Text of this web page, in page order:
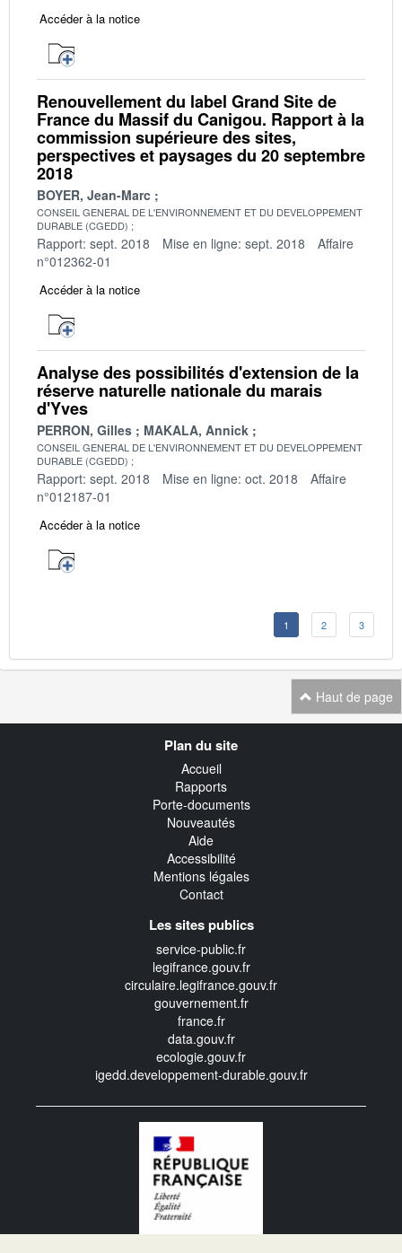
Accéder à la notice
Renouvellement du label Grand Site de
France du Massif du Canigou. Rapport à la
commission supérieure des sites,
perspectives et paysages du 20 septembre
2018
BOYER, Jean-Marc
CONSEIL GENERAL DE L'ENVIRONNEMENT ET DU DEVELOPPEMENT
DURABLE (CGEDD)
Rapport: sept. 2018 Mise en ligne: sept. 2018
Affaire
n°012362-01
Accéder à la notice
Analyse des possibilités d'extension de la
réserve naturelle nationale du marais
d'Yves
PERRON, Gilles MAKALA, Annick
CONSEIL GENERAL DE L'ENVIRONNEMENT ET DU DEVELOPPEMENT
DURABLE (CGEDD)
Rapport: sept. 2018 Mise en ligne: oct. 2018
Affaire
n°012187-01
Accéder à la notice
1 2 3
Haut de page
Plan du site
Accueil
Rapports
Porte-documents
Nouveautés
Aide
Accessibilité
Mentions légales
Contact
Les sites publics
service-public.fr
legifrance.gouv.fr
circulaire.legifrance.gouv.fr
gouvernement.fr
france.fr
data.gouv.fr
ecologie.gouv.fr
igedd.developpement-durable.gouv.fr